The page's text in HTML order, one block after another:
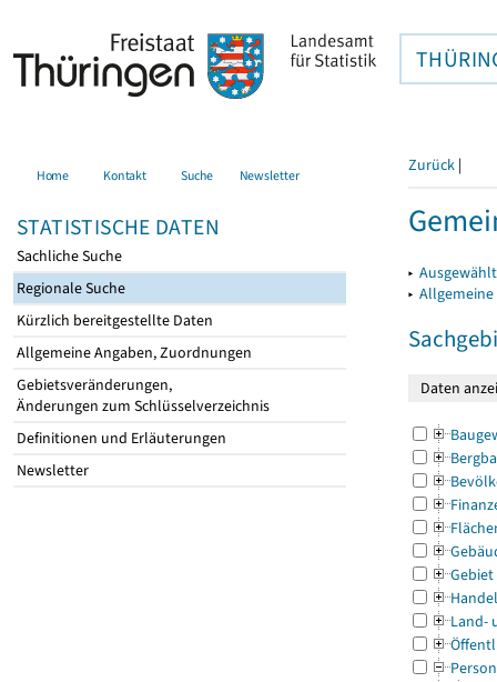
Home Kontakt Suche Newsletter
STATISTISCHE DATEN
Sachliche Suche
Regionale Suche
Kürzlich bereitgestellte Daten
Allgemeine Angaben, Zuordnungen
Gebietsveränderungen,
Änderungen zum Schlüsselverzeichnis
Definitionen und Erläuterungen
Newsletter
Zurück |
▸
▸
Gebiet
Land-